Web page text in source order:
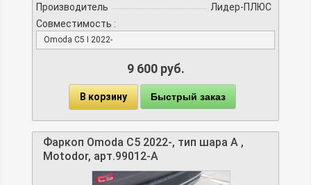
Производитель
Лидер-ПЛЮС
Совместимость :
Omoda C5 I 2022-
9 600 руб.
В корзину Быстрый заказ
Фаркоп Omoda C5 2022-, тип шара A ,
Motodor, арт.99012-A